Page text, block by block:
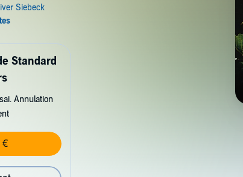
Standard
Annulation
€